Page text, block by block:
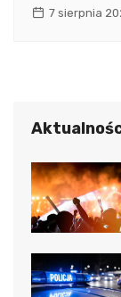
7 sierpnia